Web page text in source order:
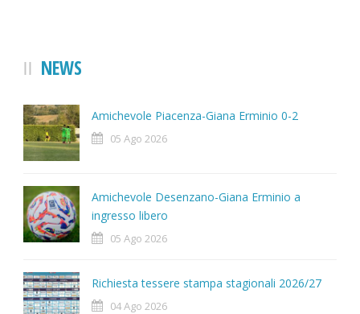
NEWS
Amichevole Piacenza-Giana Erminio 0-2
05 Ago 2026
Amichevole Desenzano-Giana Erminio a
ingresso libero
05 Ago 2026
Richiesta tessere stampa stagionali 2026/27
04 Ago 2026